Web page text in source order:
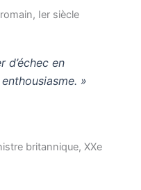
Ier siècle
d’échec en
»
britannique, XXe